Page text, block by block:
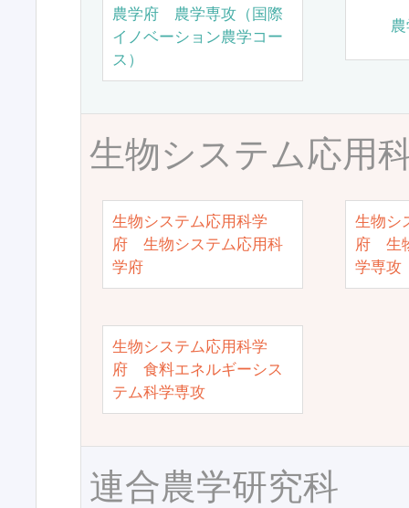
農学府 農学専攻（国際
イノベーション農学コー
ス）
生物システム応用
生物システム応用科学
府 生物システム応用科
学府
生物シ
府 生
学専攻
生物システム応用科学
府 食料エネルギーシス
テム科学専攻
連合農学研究科